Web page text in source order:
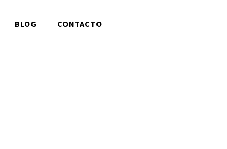
BLOG CONTACTO